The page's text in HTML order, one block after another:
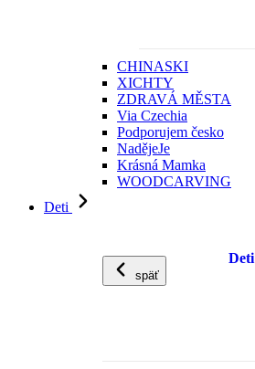
CHINASKI
XICHTY
ZDRAVÁ MĚSTA
Via Czechia
Podporujem česko
NadějeJe
Krásná Mamka
WOODCARVING
Deti
späť
Deti